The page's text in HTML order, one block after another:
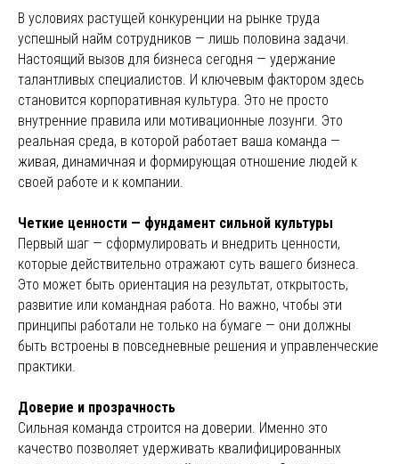
В условиях растущей конкуренции на рынке труда
успешный найм сотрудников — лишь половина задачи.
Настоящий вызов для бизнеса сегодня — удержание
талантливых специалистов. И ключевым фактором здесь
становится корпоративная культура. Это не просто
внутренние правила или мотивационные лозунги. Это
реальная среда, в которой работает ваша команда —
живая, динамичная и формирующая отношение людей к
своей работе и к компании.
Четкие ценности — фундамент сильной культуры
Первый шаг — сформулировать и внедрить ценности,
которые действительно отражают суть вашего бизнеса.
Это может быть ориентация на результат, открытость,
развитие или командная работа. Но важно, чтобы эти
принципы работали не только на бумаге — они должны
быть встроены в повседневные решения и управленческие
практики.
Доверие и прозрачность
Сильная команда строится на доверии. Именно это
качество позволяет удерживать квалифицированных